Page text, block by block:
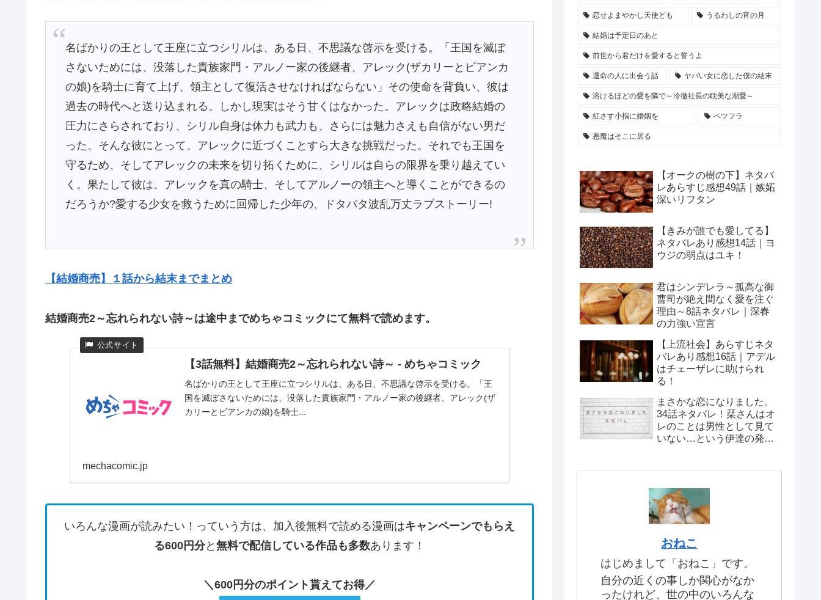
名ばかりの王として王座に立つシリルは、ある日、不思議な啓示を受ける。「王国を滅ぼ
さないためには、没落した貴族家門・アルノー家の後継者、アレック(ザカリーとビアンカ
の娘)を騎士に育て上げ、領主として復活させなければならない」その使命を背負い、彼は
過去の時代へと送り込まれる。しかし現実はそう甘くはなかった。アレックは政略結婚の
圧力にさらされており、シリル自身は体力も武力も、さらには魅力さえも自信がない男だ
った。そんな彼にとって、アレックに近づくことすら大きな挑戦だった。それでも王国を
守るため、そしてアレックの未来を切り拓くために、シリルは自らの限界を乗り越えてい
く。果たして彼は、アレックを真の騎士、そしてアルノーの領主へと導くことができるの
だろうか?愛する少女を救うために回帰した少年の、ドタバタ波乱万丈ラブストーリー!
【結婚商売】１話から結末までまとめ
結婚商売2～忘れられない詩～は途中までめちゃコミックにて無料で読めます。
【3話無料】結婚商売2～忘れられない詩～ - めちゃコミック
名ばかりの王として王座に立つシリルは、ある日、不思議な啓示を受ける。「王
国を滅ぼさないためには、没落した貴族家門・アルノー家の後継者、アレック(ザ
カリーとビアンカの娘)を騎士...
mechacomic.jp
いろんな漫画が読みたい！っていう方は、加入後無料で読める漫画はキャンペーンでもらえ
る600円分と 無料で配信している作品も多数あります！
＼600円分のポイント貰えてお得／
恋せよまやかし天使ども うるわしの宵の月
結婚は予定日のあと
前世から君だけを愛すると誓うよ
運命の人に出会う話 ヤバい女に恋した僕の結末
溶けるほどの愛を隣で～冷徹社長の耽美な溺愛～
紅さす小指に婚姻を ベツフラ
悪魔はそこに居る
【オークの樹の下】ネタバ
レあらすじ感想49話｜嫉妬
深いリフタン
【きみが誰でも愛してる】
ネタバレあり感想14話｜ヨ
ウジの弱点はユキ！
君はシンデレラ～孤高な御
曹司が絶え間なく愛を注ぐ
理由～8話ネタバレ｜深春
の力強い宣言
【上流社会】あらすじネタ
バレあり感想16話｜アデル
はチェーザレに助けられ
る！
まさかな恋になりました。
34話ネタバレ！栞さんはオ
レのことは男性として見て
いない…という伊達の発言
おねこ
はじめまして「おねこ」です。
自分の近くの事しか関心がなか
ったけれど、世の中のいろんな